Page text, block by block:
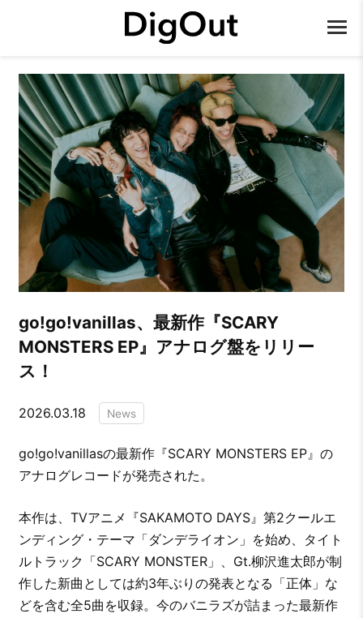
go!go!vanillas、最新作『SCARY
MONSTERS EP』アナログ盤をリリー
ス！
2026.03.18 News
go!go!vanillasの最新作『SCARY MONSTERS EP』の
アナログレコードが発売された。
本作は、TVアニメ『SAKAMOTO DAYS』第2クールエ
ンディング・テーマ「ダンデライオン」を始め、タイト
ルトラック「SCARY MONSTER」、Gt.柳沢進太郎が制
作した新曲としては約3年ぶりの発表となる「正体」な
どを含む全5曲を収録。今のバニラズが詰まった最新作